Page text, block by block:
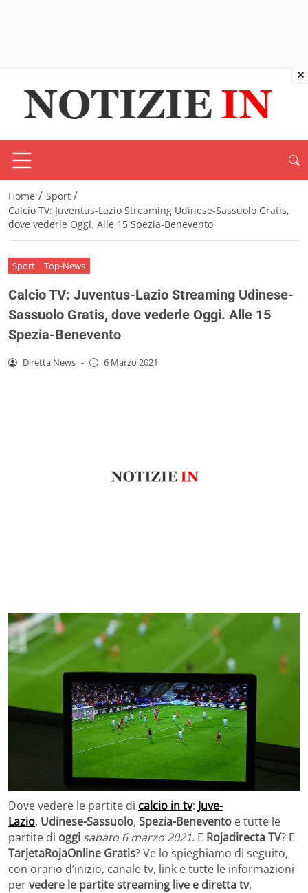
Home / Sport /
Calcio TV: Juventus-Lazio Streaming Udinese-Sassuolo Gratis,
dove vederle Oggi. Alle 15 Spezia-Benevento
Sport Top-News
Calcio TV: Juventus-Lazio Streaming Udinese-
Sassuolo Gratis, dove vederle Oggi. Alle 15
Spezia-Benevento
Diretta News - 6 Marzo 2021
Dove vedere le partite di calcio in tv: Juve-
Lazio, Udinese-Sassuolo, Spezia-Benevento e tutte le
partite di oggi sabato 6 marzo 2021. E Rojadirecta TV? E
TarjetaRojaOnline Gratis? Ve lo spieghiamo di seguito,
con orario d’inizio, canale tv, link e tutte le informazioni
pervedere le partite streaming live e diretta tv.
×